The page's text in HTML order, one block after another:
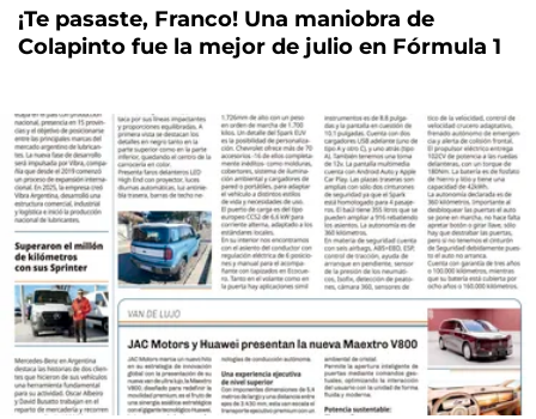
¡Te pasaste, Franco! Una maniobra de
Colapinto fue la mejor de julio en Fórmula 1